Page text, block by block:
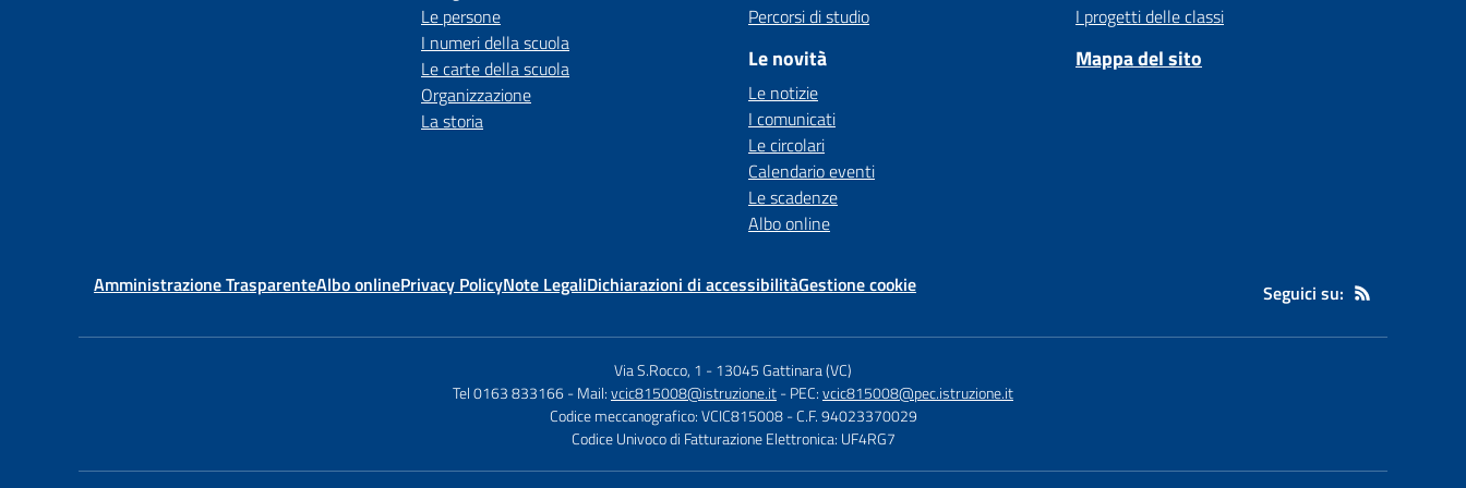
Le persone
I numeri della scuola
Le carte della scuola
Organizzazione
La storia
Percorsi di studio
Le novità
Le notizie
I comunicati
Le circolari
Calendario eventi
Le scadenze
Albo online
I progetti delle classi
Mappa del sito
Amministrazione TrasparenteAlbo onlinePrivacy PolicyNote LegaliDichiarazioni di accessibilitàGestione cookie Seguici su:
Via S.Rocco, 1 -13045 Gattinara (VC)
Tel 0163 833166- Mail:vcic815008@istruzione.it- PEC:vcic815008@pec.istruzione.it
Codice meccanografico: VCIC815008 - C.F. 94023370029
Codice Univoco di Fatturazione Elettronica: UF4RG7